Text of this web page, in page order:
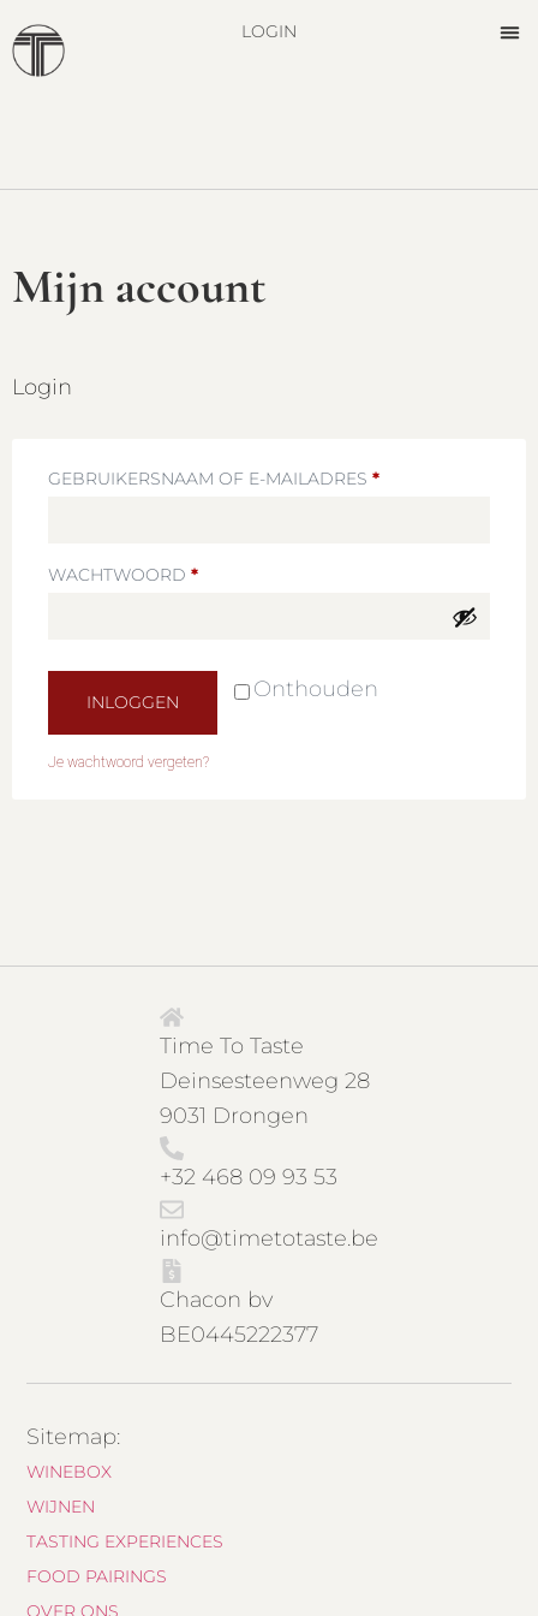
LOGIN
Mijn account
Login
GEBRUIKERSNAAM OF E-MAILADRES *
WACHTWOORD *
Onthouden
INLOGGEN
Je wachtwoord vergeten?
Time To Taste
Deinsesteenweg 28
9031 Drongen
+32 468 09 93 53
info@timetotaste.be
Chacon bv
BE0445222377
Sitemap:
WINEBOX
WIJNEN
TASTING EXPERIENCES
FOOD PAIRINGS
OVER ONS